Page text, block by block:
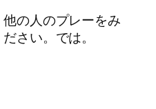
の人のプレーをみ
さい。では。